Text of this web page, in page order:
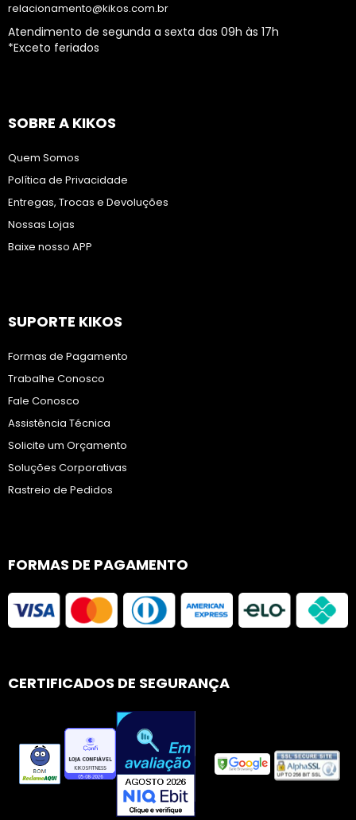
relacionamento@kikos.com.br
Atendimento de segunda a sexta das 09h às 17h
*Exceto feriados
SOBRE A KIKOS
Quem Somos
Política de Privacidade
Entregas, Trocas e Devoluções
Nossas Lojas
Baixe nosso APP
SUPORTE KIKOS
Formas de Pagamento
Trabalhe Conosco
Fale Conosco
Assistência Técnica
Solicite um Orçamento
Soluções Corporativas
Rastreio de Pedidos
FORMAS DE PAGAMENTO
CERTIFICADOS DE SEGURANÇA